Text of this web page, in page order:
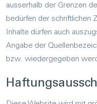
ausserhalb der Grenzen
bedürfen der schriftlichen
Inhalte dürfen auch
Angabe der
bzw. wiedergegeben